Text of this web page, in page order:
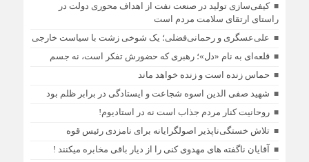
کیفی‌سازی تولید در صنعت نفت از اهداف محوری دولت در
راستای ارتقای سلامت مردم است
علی‌عسگری و رحمانی‌فضلی؛ یک شوخی زشت با سیاست خارجی
قلعه‌ای به نام «دل»؛ رهبری که حضورش تفکر است، نه جسم
حماس زنده است و زنده خواهد ماند
شهید صفی الدین اسوه شجاعت و ایستادگی در برابر ظلم بود
روحانیت کنار مردم جذاب است نه در استادیوم!
تلاش خستگی‌ناپذیر اصولگرایانه برای نامزدی رئیس قوه
آقایان ناگفته های مهدوی کنی را از دیار باقی مخابره میکنند !